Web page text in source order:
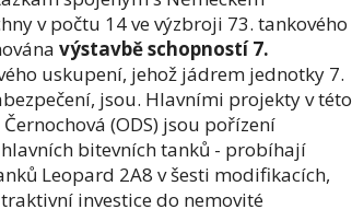
v počtu 14 ve výzbroji 73. tankového
výstavbě schopností 7.
uskupení, jehož jádrem jednotky 7.
jsou. Hlavními projekty v této
(ODS) jsou pořízení
bitevních tanků - probíhají
Leopard 2A8 v šesti modifikacích,
investice do nemovité